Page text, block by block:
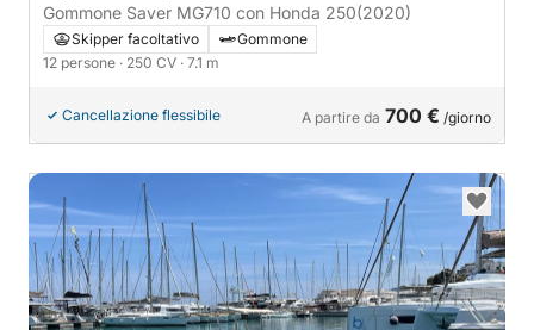
Gommone Saver MG710 con Honda 250(2020)
Skipper facoltativo
Gommone
12 persone · 250 CV · 7.1 m
Cancellazione flessibile A partire da 700 € /giorno